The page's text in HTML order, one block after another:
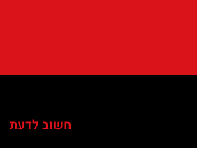
חשוב לדעת